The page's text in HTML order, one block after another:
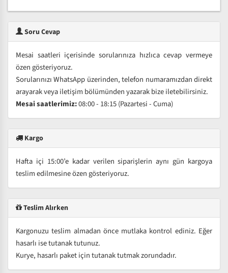
Soru Cevap
Mesai saatleri içerisinde sorularınıza hızlıca cevap vermeye
özen gösteriyoruz.
Sorularınızı WhatsApp üzerinden, telefon numaramızdan direkt
arayarak veya iletişim bölümünden yazarak bize iletebilirsiniz.
Mesai saatlerimiz:08:00 - 18:15 (Pazartesi - Cuma)
Kargo
Hafta içi 15:00’e kadar verilen siparişlerin aynı gün kargoya
teslim edilmesine özen gösteriyoruz.
Teslim Alırken
Kargonuzu teslim almadan önce mutlaka kontrol ediniz. Eğer
hasarlı ise tutanak tutunuz.
Kurye, hasarlı paket için tutanak tutmak zorundadır.